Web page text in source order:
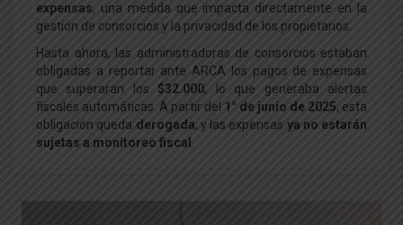
expensas, una medida que impacta directamente en la
gestión de consorcios y la privacidad de los propietarios.
Hasta ahora, las administradoras de consorcios estaban
obligadas a reportar ante ARCA los pagos de expensas
que superaran los $32.000, lo que generaba alertas
fiscales automáticas. A partir del 1° de junio de 2025, esta
obligación queda derogada, y las expensas ya no estarán
sujetas a monitoreo fiscal